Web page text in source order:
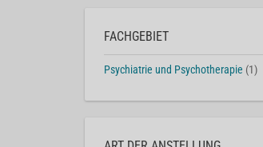
FACHGEBIET
Psychiatrie und Psychotherapie (1)